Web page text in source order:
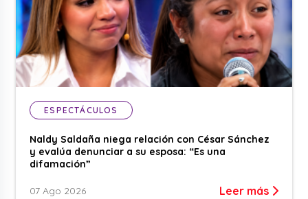
ESPECTÁCULOS
Naldy Saldaña niega relación con César Sánchez
y evalúa denunciar a su esposa: “Es una
difamación”
07 Ago 2026 Leer más